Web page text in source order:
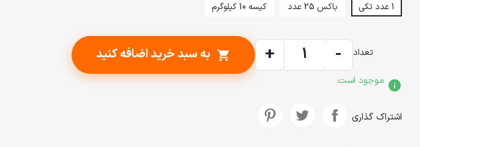
1 عدد تکی باکس 25 عدد کیسه 10 کیلوگرم
تعداد -
+
shopping_cart به سبد خرید اضافه کنید
info موجود است
اشتراک گذاری